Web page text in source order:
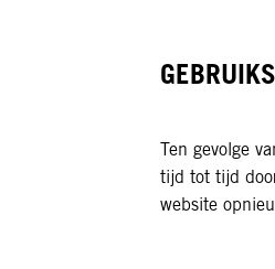
Ten gevolge
tijd tot tijd
website